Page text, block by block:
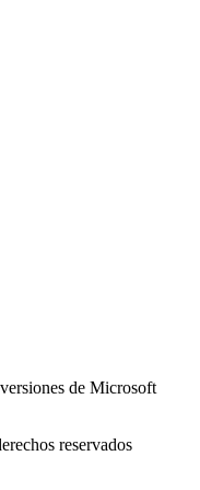
de Microsoft
reservados